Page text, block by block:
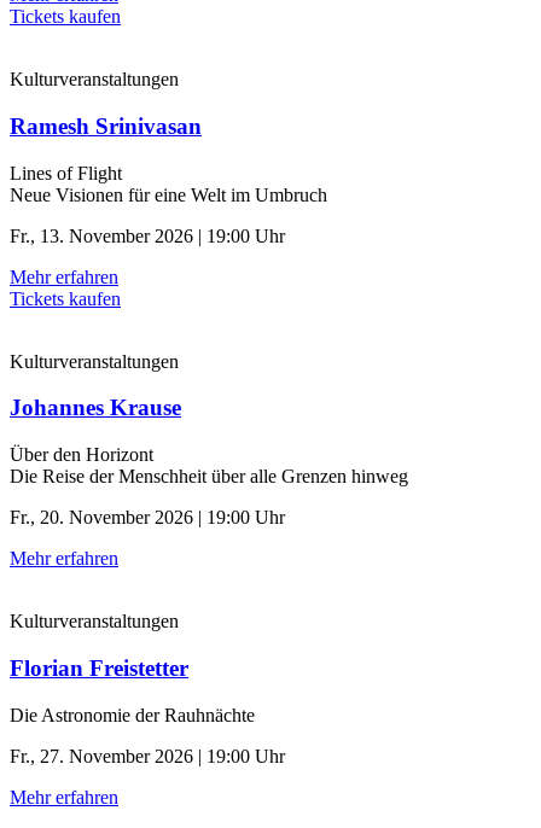
Tickets kaufen
Kulturveranstaltungen
Ramesh Srinivasan
Lines of Flight
Neue Visionen für eine Welt im Umbruch
Fr., 13. November 2026 | 19:00 Uhr
Mehr erfahren
Tickets kaufen
Kulturveranstaltungen
Johannes Krause
Über den Horizont
Die Reise der Menschheit über alle Grenzen hinweg
Fr., 20. November 2026 | 19:00 Uhr
Mehr erfahren
Kulturveranstaltungen
Florian Freistetter
Die Astronomie der ­Rauhnächte
Fr., 27. November 2026 | 19:00 Uhr
Mehr erfahren